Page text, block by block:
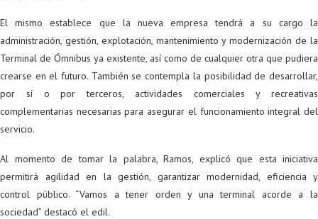
El mismo establece que la nueva empresa tendrá a su cargo la
administración, gestión, explotación, mantenimiento y modernización de la
Terminal de Ómnibus ya existente, así como de cualquier otra que pudiera
crearse en el futuro. También se contempla la posibilidad de desarrollar,
por sí o por terceros, actividades comerciales y recreativas
complementarias necesarias para asegurar el funcionamiento integral del
servicio.
Al momento de tomar la palabra, Ramos, explicó que esta iniciativa
permitirá agilidad en la gestión, garantizar modernidad, eficiencia y
control público. “Vamos a tener orden y una terminal acorde a la
sociedad” destacó el edil.